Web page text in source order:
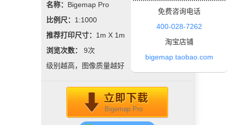
名称： Bigemap Pro
比例尺： 1:1000
推荐打印尺寸： 1m X 1m
浏览次数： 9次
级别越高，图像质量越好
Bigemap Pro
免费咨询电话
400-028-7262
淘宝店铺
bigemap.taobao.com